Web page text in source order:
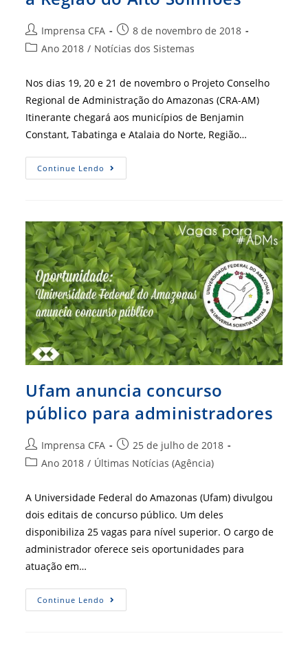
Autor
do
Imprensa CFA
Post
publicado:
8 de novembro de 2018
Categoria
Ano 2018 / Notícias dos Sistemas
Nos dias 19, 20 e 21 de novembro o Projeto Conselho
Regional de Administração do Amazonas (CRA-AM)
Itinerante chegará aos municípios de Benjamin
Constant, Tabatinga e Atalaia do Norte, Região…
Continue Lendo Projeto
CRA
Do
Alto
Solimões
Ufam anuncia concurso
público para administradores
Autor
do
Imprensa CFA
Post
publicado:
25 de julho de 2018
Categoria
post:
Ano 2018 / Últimas Notícias (Agência)
A Universidade Federal do Amazonas (Ufam) divulgou
dois editais de concurso público. Um deles
disponibiliza 25 vagas para nível superior. O cargo de
administrador oferece seis oportunidades para
atuação em…
Continue Lendo Ufam
Anuncia